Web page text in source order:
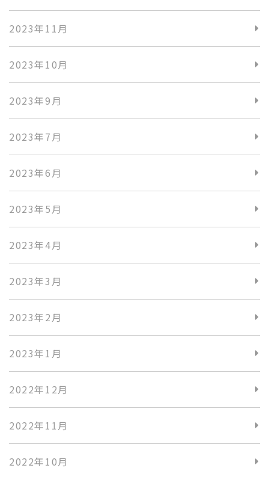
2023年11月
2023年10月
2023年9月
2023年7月
2023年6月
2023年5月
2023年4月
2023年3月
2023年2月
2023年1月
2022年12月
2022年11月
2022年10月